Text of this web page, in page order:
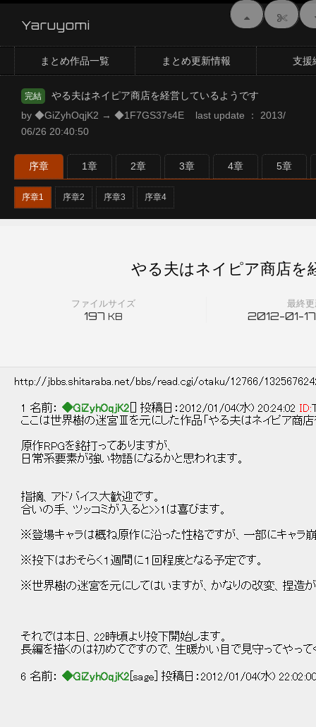
Yaruyomi
まとめ作品一覧 まとめ更新情報 支援
完結
やる夫はネイピア商店を経営しているようです
by ◆GiZyhOqjK2 → ◆1F7GS37s4E last update ： 2013/
06/26 20:40:50
序章 1章 2章 3章 4章 5章
序章1 序章2 序章3 序章4
ファイルサイズ
197 KB
最終
2012-01-
やる夫はネイピア商店を
http://jbbs.shitaraba.net/bbs/read.cgi/otaku/12766/
1 名前： ◆GiZyhOqjK2 [] 投稿日：2012/01/04(水) 20:24:02 ID:
ここは世界樹の迷宮Ⅲを元にした作品「やる夫はネイピア商店
原作RPGを銘打ってありますが、
日常系要素が強い物語になるかと思われます。
指摘、アドバイス大歓迎です。
合いの手、ツッコミが入ると>>1は喜びます。
※登場キャラは概ね原作に沿った性格ですが、一部にキャラ
※投下はおそらく１週間に１回程度となる予定です。
※世界樹の迷宮を元にしてはいますが、かなりの改変、捏造が
それでは本日、22時頃より投下開始します。
長編を描くのは初めてですので、生暖かい目で見守ってやって
6 名前： ◆GiZyhOqjK2 [sage] 投稿日：2012/01/04(水)